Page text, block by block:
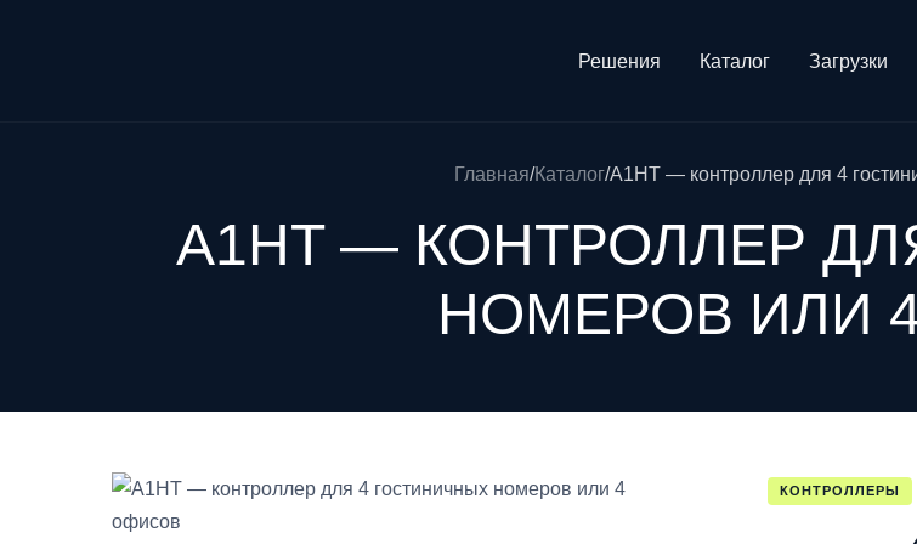
Решения Каталог Загрузки
Главная/Каталог/A1HT — контроллер для 4
A1HT — КОНТРОЛЛЕР
НОМЕРОВ ИЛИ
КОНТРОЛЛЕРЫ